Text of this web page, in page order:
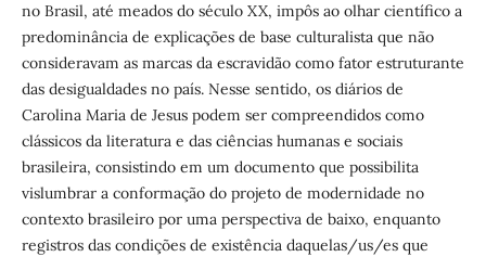
no Brasil, até meados do século XX, impôs ao olhar científico a
predominância de explicações de base culturalista que não
consideravam as marcas da escravidão como fator estruturante
das desigualdades no país. Nesse sentido, os diários de
Carolina Maria de Jesus podem ser compreendidos como
clássicos da literatura e das ciências humanas e sociais
brasileira, consistindo em um documento que possibilita
vislumbrar a conformação do projeto de modernidade no
contexto brasileiro por uma perspectiva de baixo, enquanto
registros das condições de existência daquelas/us/es que